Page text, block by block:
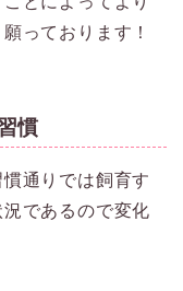
っております！
慣
通りでは飼育す
であるので変化